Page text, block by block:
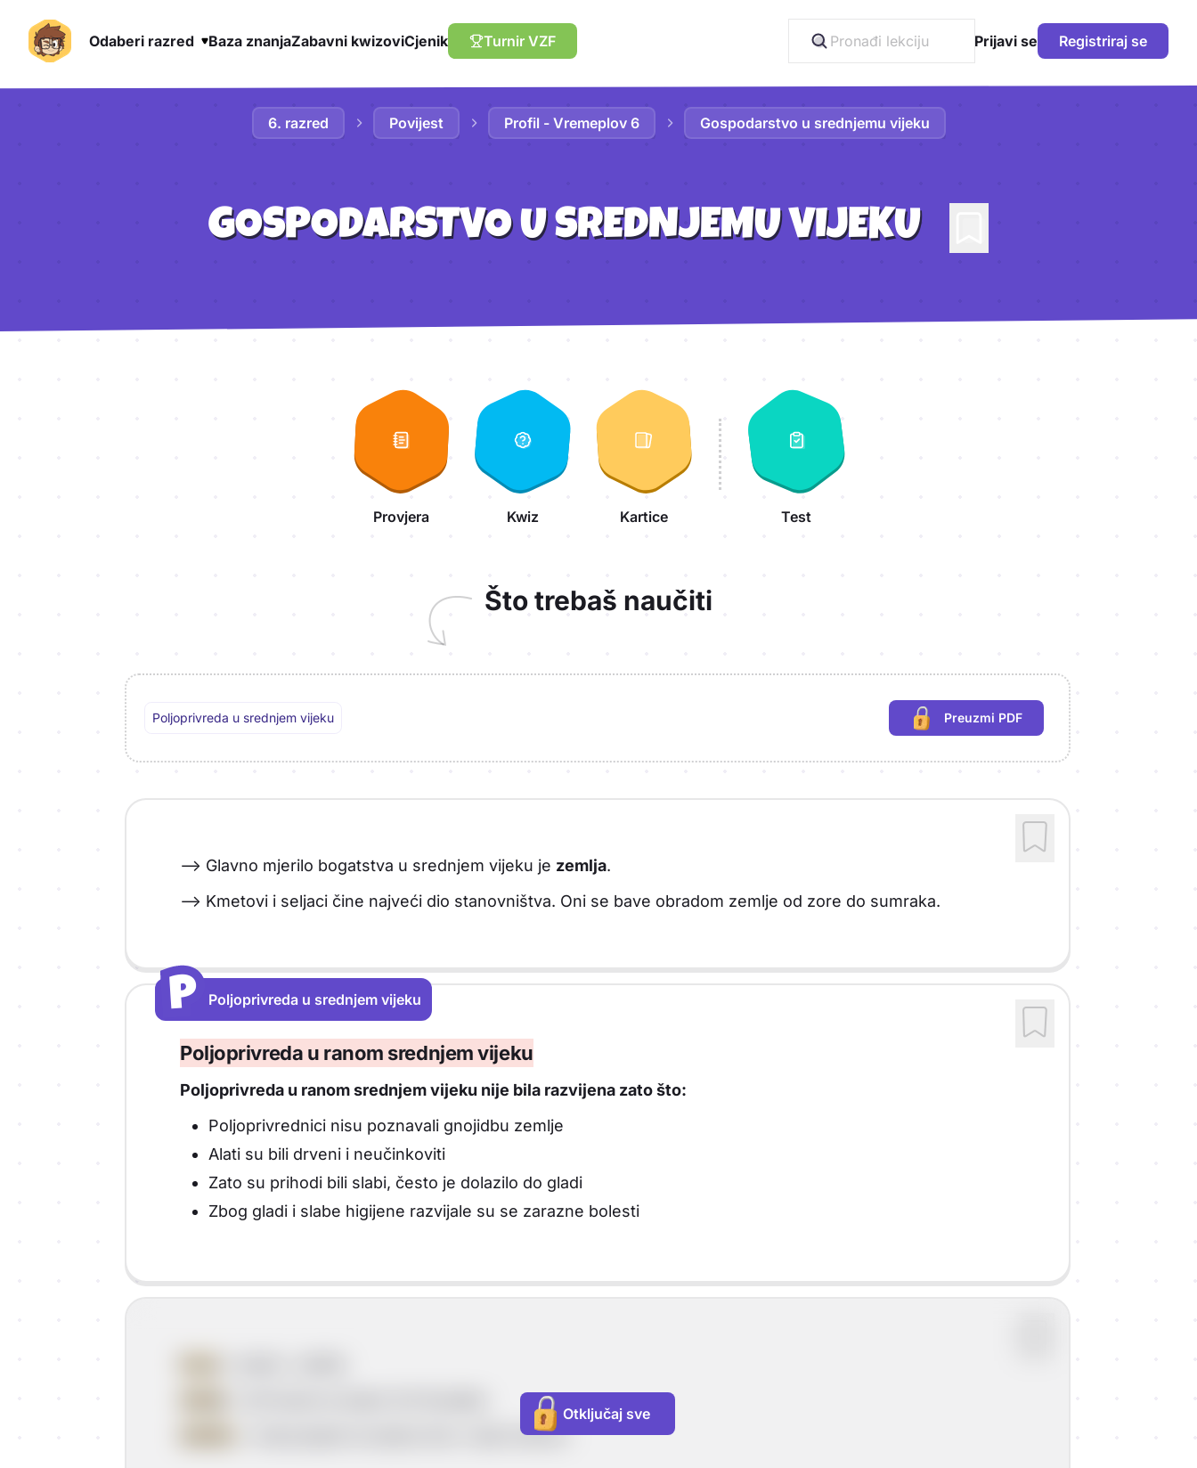
Odaberi razred Baza znanjaZabavni kwizoviCjenik Turnir VZF Prijavi se Registriraj se
6. razred
Povijest Profil - Vremeplov 6 Gospodarstvo u srednjemu vijeku
GOSPODARSTVO U SREDNJEMU VIJEKU
Provjera Kwiz Kartice Test
Što trebaš naučiti
Poljoprivreda u srednjem vijeku Preuzmi PDF
(potrebna prijava)
--> Glavno mjerilo bogatstva u srednjem vijeku je zemlja.
--> Kmetovi i seljaci čine najveći dio stanovništva. Oni se bave obradom zemlje od zore do sumraka.
P
P
Poljoprivreda u srednjem vijeku
Poljoprivreda u ranom srednjem vijeku
Poljoprivreda u ranom srednjem vijeku nije bila razvijena zato što:
Poljoprivrednici nisu poznavali gnojidbu zemlje
Alati su bili drveni i neučinkoviti
Zato su prihodi bili slabi, često je dolazilo do gladi
Zbog gladi i slabe higijene razvijale su se zarazne bolesti
= mali posjedi na kojima žive i rade kmetovi
Otključaj sve